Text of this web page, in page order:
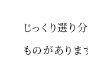
じっくり選り
ものがありま